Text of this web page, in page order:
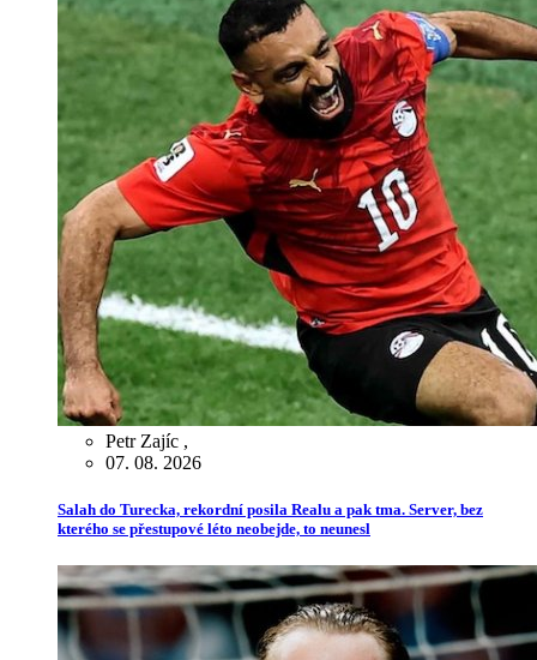
Petr Zajíc ,
07. 08. 2026
Salah do Turecka, rekordní posila Realu a pak tma. Server, bez
kterého se přestupové léto neobejde, to neunesl